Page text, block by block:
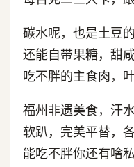
碳水呢，也是土豆
还能自带果糖，甜
吃不胖的主食肉，
福州非遗美食，汗
软趴，完美平替，
能吃不胖你还有啥